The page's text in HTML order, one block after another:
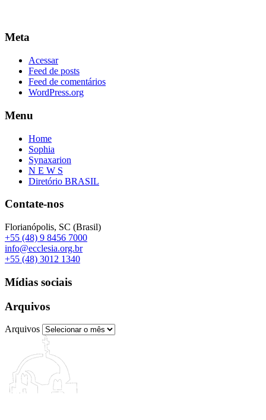
Meta
Acessar
Feed de posts
Feed de comentários
WordPress.org
Menu
Home
Sophia
Synaxarion
N E W S
Diretório BRASIL
Contate-nos
Florianópolis, SC (Brasil)
+55 (48) 9 8456 7000
info@ecclesia.org.br
+55 (48) 3012 1340
Mídias sociais
Arquivos
Arquivos